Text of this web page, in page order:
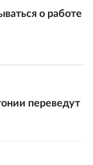
о работе
переведут